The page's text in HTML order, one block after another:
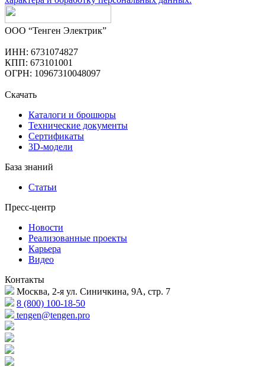
ООО “Тенген Электрик”
ИНН: 6731074827
КПП: 673101001
ОГРН: 10967310048097
Скачать
Каталоги и брошюры
Технические документы
Сертификаты
3D-модели
База знаний
Статьи
Пресс-центр
Новости
Реализованные проекты
Карьера
Видео
Контакты
Москва, 2-я ул. Синичкина, 9А, стр. 7
8 (800) 100-18-50
tengen@tengen.pro